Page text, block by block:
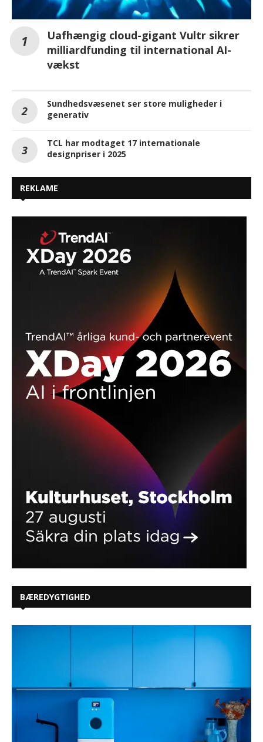
Uafhængig cloud-gigant Vultr sikrer
milliardfunding til international AI-
vækst
Sundhedsvæsenet ser store muligheder i
generativ
TCL har modtaget 17 internationale
designpriser i 2025
REKLAME
BÆREDYGTIGHED